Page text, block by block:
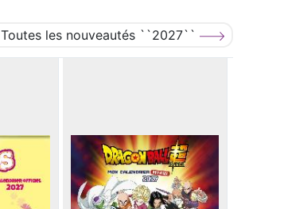
Toutes les nouveautés ``2027``